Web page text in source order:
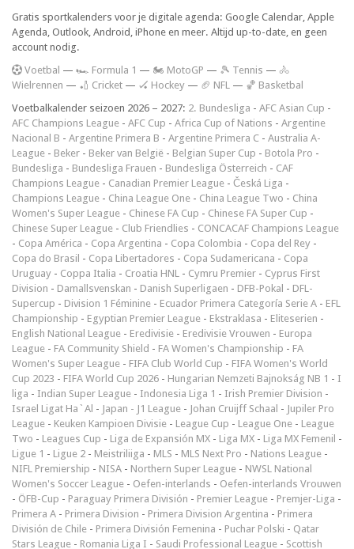
Gratis sportkalenders voor je digitale agenda: Google Calendar, Apple
Agenda, Outlook, Android, iPhone en meer. Altijd up-to-date, en geen
account nodig.
Voetbal — 🏎️ Formula 1 — 🏍 MotoGP — 🎾 Tennis — 🚴
Wielrennen — 🏏 Cricket — 🏑 Hockey — 🏈 NFL — 🏀 Basketbal
Voetbalkalender seizoen 2026 – 2027: 2. Bundesliga - AFC Asian Cup -
AFC Champions League - AFC Cup - Africa Cup of Nations - Argentine
Nacional B - Argentine Primera B - Argentine Primera C - Australia A-
League - Beker - Beker van België - Belgian Super Cup - Botola Pro -
Bundesliga - Bundesliga Frauen - Bundesliga Österreich - CAF
Champions League - Canadian Premier League - Česká Liga -
Champions League - China League One - China League Two - China
Women's Super League - Chinese FA Cup - Chinese FA Super Cup -
Chinese Super League - Club Friendlies - CONCACAF Champions League
- Copa América - Copa Argentina - Copa Colombia - Copa del Rey -
Copa do Brasil - Copa Libertadores - Copa Sudamericana - Copa
Uruguay - Coppa Italia - Croatia HNL - Cymru Premier - Cyprus First
Division - Damallsvenskan - Danish Superligaen - DFB-Pokal - DFL-
Supercup - Division 1 Féminine - Ecuador Primera Categoría Serie A - EFL
Championship - Egyptian Premier League - Ekstraklasa - Eliteserien -
English National League - Eredivisie - Eredivisie Vrouwen - Europa
League - FA Community Shield - FA Women's Championship - FA
Women's Super League - FIFA Club World Cup - FIFA Women's World
Cup 2023 - FIFA World Cup 2026 - Hungarian Nemzeti Bajnokság NB 1 - I
liga - Indian Super League - Indonesia Liga 1 - Irish Premier Division -
Israel Ligat Ha`Al - Japan - J1 League - Johan Cruijff Schaal - Jupiler Pro
League - Keuken Kampioen Divisie - League Cup - League One - League
Two - Leagues Cup - Liga de Expansión MX - Liga MX - Liga MX Femenil -
Ligue 1 - Ligue 2 - Meistriliiga - MLS - MLS Next Pro - Nations League -
NIFL Premiership - NISA - Northern Super League - NWSL National
Women's Soccer League - Oefen-interlands - Oefen-interlands Vrouwen
- ÖFB-Cup - Paraguay Primera División - Premier League - Premjer-Liga -
Primera A - Primera Division - Primera Division Argentina - Primera
División de Chile - Primera División Femenina - Puchar Polski - Qatar
Stars League - Romania Liga I - Saudi Professional League - Scottish